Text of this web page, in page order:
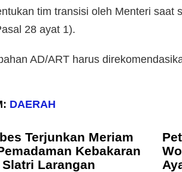
tim transisi oleh Menteri saat
28 ayat 1).
AD/ART harus
DAERAH
Terjunkan Meriam
Kebakaran
Larangan